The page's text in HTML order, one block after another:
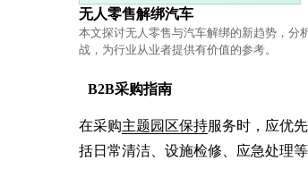
无人零售解绑汽车
本文探讨无人零售与汽车解绑的新趋势，分
战，为行业从业者提供有价值的参考。
B2B采购指南
在采购主题园区保持服务时，应优
括日常清洁、设施检修、应急处理等